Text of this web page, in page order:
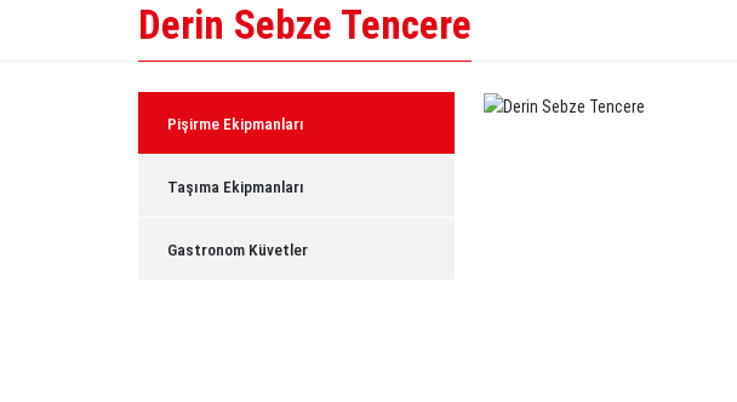
Derin Sebze Tencere
Pişirme Ekipmanları
Taşıma Ekipmanları
Gastronom Küvetler